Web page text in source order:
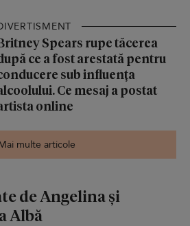
Spears rupe tăcerea
ce a fost arestată pentru
sub influența
Ce mesaj a postat
online
multe articole
de Angelina și
Albă